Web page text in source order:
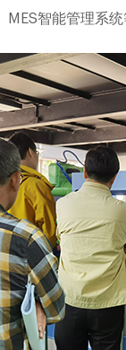
MES智能管理系